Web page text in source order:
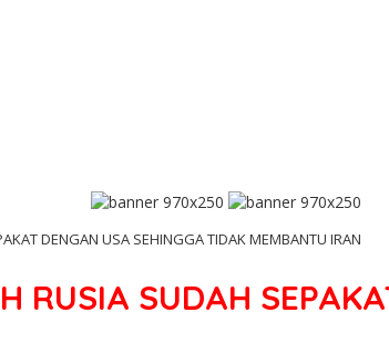
DENGAN USA SEHINGGA TIDAK MEMBANTU IRAN
RUSIA SUDAH